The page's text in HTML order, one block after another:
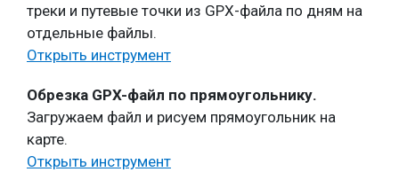
треки и путевые точки из GPX-файла по дням на
отдельные файлы.
Открыть инструмент
Обрезка GPX-файл по прямоугольнику.
Загружаем файл и рисуем прямоугольник на
карте.
Открыть инструмент